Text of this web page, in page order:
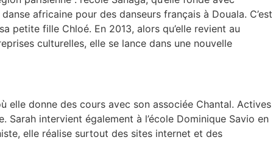
africaine pour des danseurs français à Douala. C’est
petite fille Chloé. En 2013, alors qu’elle revient au
culturelles, elle se lance dans une nouvelle
elle donne des cours avec son associée Chantal. Actives
intervient également à l’école Dominique Savio en
elle réalise surtout des sites internet et des